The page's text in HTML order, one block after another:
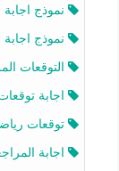
نموذج اجابة
نموذج اجابة
التوقعات
اجابة توقعات
توقعات رياضيات
اجابة المراجعة